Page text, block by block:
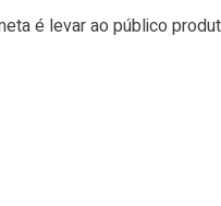
é levar ao público